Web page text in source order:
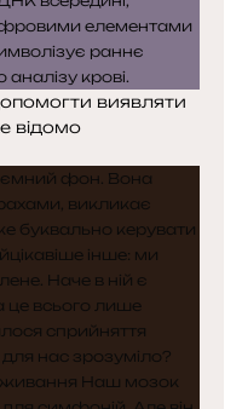
виявляти
відомо